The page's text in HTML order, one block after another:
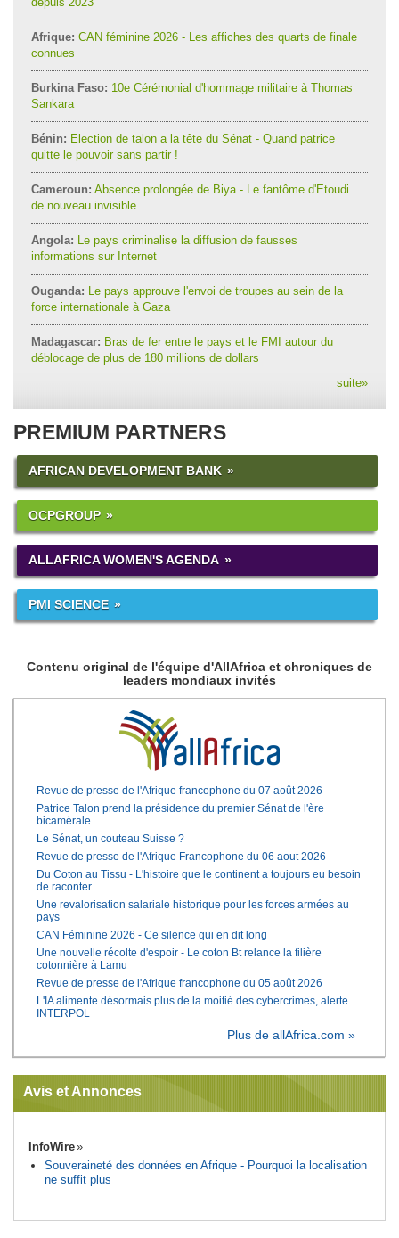
Afrique: CAN féminine 2026 - Les affiches des quarts de finale
connues
Burkina Faso: 10e Cérémonial d'hommage militaire à Thomas
Sankara
Bénin: Election de talon a la tête du Sénat - Quand patrice
quitte le pouvoir sans partir !
Cameroun: Absence prolongée de Biya - Le fantôme d'Etoudi
de nouveau invisible
Angola: Le pays criminalise la diffusion de fausses
informations sur Internet
Ouganda: Le pays approuve l'envoi de troupes au sein de la
force internationale à Gaza
Madagascar: Bras de fer entre le pays et le FMI autour du
déblocage de plus de 180 millions de dollars
suite»
PREMIUM PARTNERS
AFRICAN DEVELOPMENT BANK
OCPGROUP
ALLAFRICA WOMEN'S AGENDA
PMI SCIENCE
Contenu original de l'équipe d'AllAfrica et chroniques de
leaders mondiaux invités
Revue de presse de l'Afrique francophone du 07 août 2026
Patrice Talon prend la présidence du premier Sénat de l'ère
bicamérale
Le Sénat, un couteau Suisse ?
Revue de presse de l'Afrique Francophone du 06 aout 2026
Du Coton au Tissu - L'histoire que le continent a toujours eu besoin
de raconter
Une revalorisation salariale historique pour les forces armées au
pays
CAN Féminine 2026 - Ce silence qui en dit long
Une nouvelle récolte d'espoir - Le coton Bt relance la filière
cotonnière à Lamu
Revue de presse de l'Afrique francophone du 05 août 2026
L'IA alimente désormais plus de la moitié des cybercrimes, alerte
INTERPOL
Plus de allAfrica.com »
Avis et Annonces
InfoWire
Souveraineté des données en Afrique - Pourquoi la localisation
ne suffit plus